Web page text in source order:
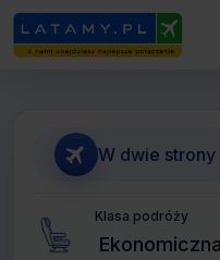
W dwie strony
Klasa podróży